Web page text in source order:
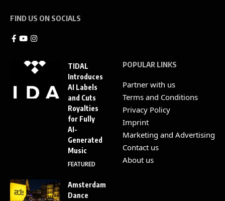
FIND US ON SOCIALS
TIDAL
Introduces
AI Labels
and Cuts
Royalties
for Fully
AI-
Generated
Music
FEATURED
Amsterdam
Dance
POPULAR LINKS
Partner with us
Terms and Conditions
Privacy Policy
Imprint
Marketing and Advertising
Contact us
About us